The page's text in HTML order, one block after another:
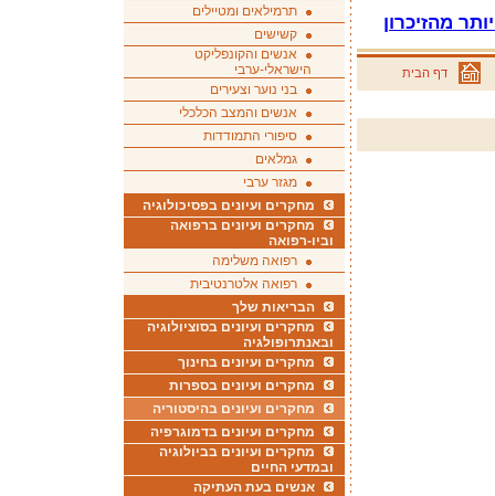
מהזיכרון
דף הבית
תרמילאים ומטיילים
קשישים
אנשים והקונפליקט
הישראלי-ערבי
בני נוער וצעירים
אנשים והמצב הכלכלי
סיפורי התמודדות
גמלאים
מגזר ערבי
מחקרים ועיונים בפסיכולוגיה
מחקרים ועיונים ברפואה
וביו-רפואה
רפואה משלימה
רפואה אלטרנטיבית
הבריאות שלך
מחקרים ועיונים בסוציולוגיה
ובאנתרופולגיה
מחקרים ועיונים בחינוך
מחקרים ועיונים בספרות
מחקרים ועיונים בהיסטוריה
מחקרים ועיונים בדמוגרפיה
מחקרים ועיונים בביולוגיה
ובמדעי החיים
אנשים בעת העתיקה